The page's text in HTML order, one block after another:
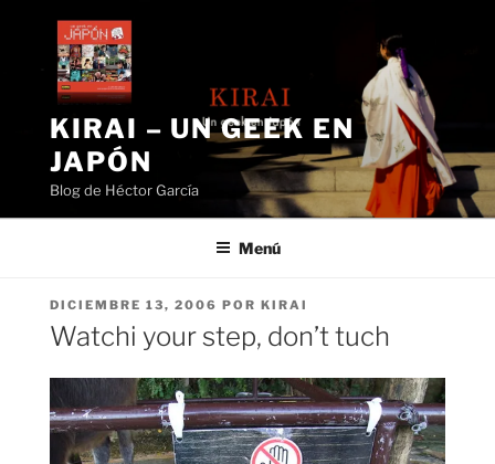
contenido
KIRAI – UN GEEK EN
JAPÓN
Blog de Héctor García
Menú
PUBLICADO
EL
DICIEMBRE 13, 2006 POR KIRAI
Watchi your step, don’t tuch